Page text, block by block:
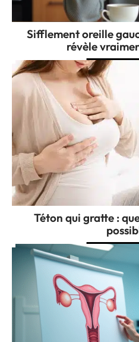
Sifflement oreille
révèle
Téton qui gratte :